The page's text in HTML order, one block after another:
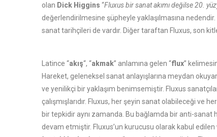
olan Dick Higgins “Fluxus bir sanat akımı değilse 20.
değerlendirilmesine şüpheyle yaklaşılmasına
sanat tarihçileri de vardır. Diğer taraftan Fluxus, son
Latince “akış“, “akmak” anlamına gelen “flux”
Hareket, geleneksel sanat anlayışlarına meydan
ve yenilikçi bir yaklaşım benimsemiştir. Fluxus
çalışmışlarıdır. Fluxus, her şeyin sanat olabileceği ve
bir tepkidir aynı zamanda. Bu bağlamda bir anti-sanat
devam etmiştir. Fluxus’un kurucusu olarak kabul